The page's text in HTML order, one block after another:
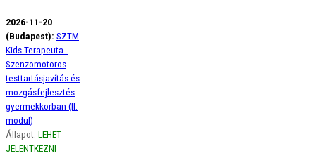
2026-11-20
(Budapest): SZTM
Kids Terapeuta -
Szenzomotoros
testtartásjavítás és
mozgásfejlesztés
gyermekkorban (II.
modul)
Állapot: LEHET
JELENTKEZNI